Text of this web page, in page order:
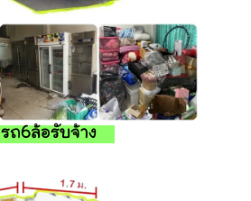
รถ6ล้อรับจ้าง